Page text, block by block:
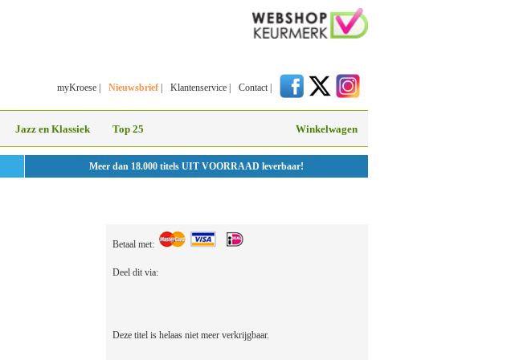
myKroese Nieuwsbrief Klantenservice Contact
Jazz en Klassiek Top 25 Winkelwagen
Meer dan 18.000 titels UIT VOORRAAD leverbaar!
Betaal met:
Deel dit via:
Deze titel is helaas niet meer verkrijgbaar.